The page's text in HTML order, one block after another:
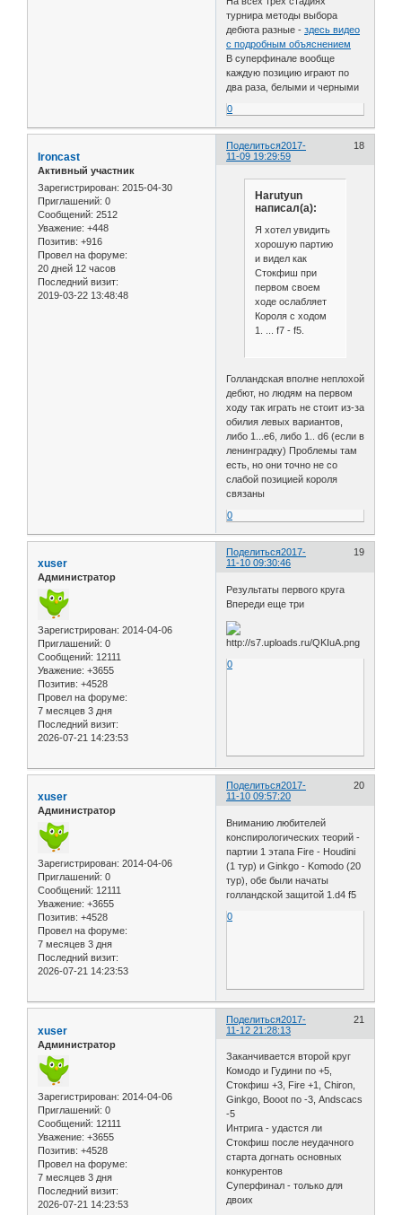
турнира методы выбора
дебюта разные -здесь видео
с подробным объяснением
В суперфинале вообще
каждую позицию играют по
два раза, белыми и черными
0
Поделиться 18
2017-
11-09 19:29:59
Ironcast
Активный участник
Зарегистрирован: 2015-04-30
Приглашений: 0
Сообщений: 2512
Уважение: +448
Позитив: +916
Провел на форуме:
20 дней 12 часов
Последний визит:
2019-03-22 13:48:48
Harutyun
написал(а):
Я хотел увидить
хорошую партию
и видел как
Стокфиш при
первом своем
ходе ослабляет
Короля с ходом
1. ... f7 - f5.
Голландская вполне неплохой
дебют, но людям на первом
ходу так играть не стоит из-за
обилия левых вариантов,
либо 1...e6, либо 1.. d6 (если в
ленинградку) Проблемы там
есть, но они точно не со
слабой позицией короля
связаны
0
Поделиться 19
2017-
11-10 09:30:46
xuser
Администратор
Зарегистрирован: 2014-04-06
Приглашений: 0
Сообщений: 12111
Уважение: +3655
Позитив: +4528
Провел на форуме:
7 месяцев 3 дня
Последний визит:
2026-07-21 14:23:53
Результаты первого круга
Впереди еще три
0
Поделиться 20
2017-
11-10 09:57:20
xuser
Администратор
Зарегистрирован: 2014-04-06
Приглашений: 0
Сообщений: 12111
Уважение: +3655
Позитив: +4528
Провел на форуме:
7 месяцев 3 дня
Последний визит:
2026-07-21 14:23:53
Вниманию любителей
конспирологических теорий -
партии 1 этапа Fire - Houdini
(1 тур) и Ginkgo - Komodo (20
тур), обе были начаты
голландской защитой 1.d4 f5
0
Поделиться 21
2017-
11-12 21:28:13
xuser
Администратор
Зарегистрирован: 2014-04-06
Приглашений: 0
Сообщений: 12111
Уважение: +3655
Позитив: +4528
Провел на форуме:
7 месяцев 3 дня
Последний визит:
2026-07-21 14:23:53
Заканчивается второй круг
Комодо и Гудини по +5,
Стокфиш +3, Fire +1, Chiron,
Ginkgo, Booot по -3, Andscacs
-5
Интрига - удастся ли
Стокфиш после неудачного
старта догнать основных
конкурентов
Суперфинал - только для
двоих